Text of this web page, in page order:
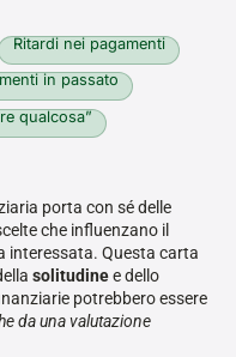
Ritardi nei pagamenti
in passato
qualcosa”
porta con sé delle
che influenzano il
interessata. Questa carta
solitudinee dello
potrebbero essere
da una valutazione